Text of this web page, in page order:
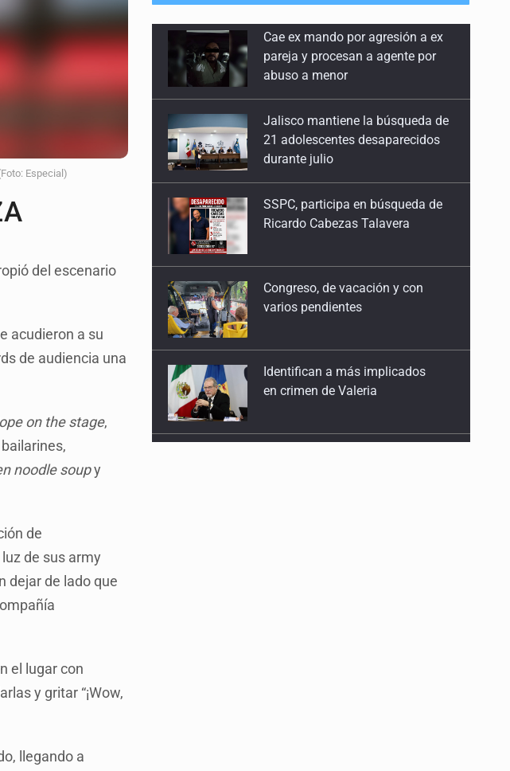
Especial)
del escenario
acudieron a su
de audiencia una
on the stage,
noodle soupy
de
de sus army
dejar de lado que
el lugar con
y gritar “¡Wow,
llegando a
Jalisco mantiene la búsqueda de
21 adolescentes desaparecidos
durante julio
SSPC, participa en búsqueda de
Ricardo Cabezas Talavera
Congreso, de vacación y con
varios pendientes
Identifican a más implicados
en crimen de Valeria
Capturan en Zapopan a
defraudador de paquetes